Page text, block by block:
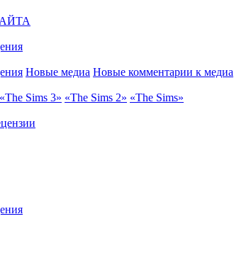
Новые медиа Новые комментарии к медиа
«The Sims 3» «The Sims 2» «The Sims»